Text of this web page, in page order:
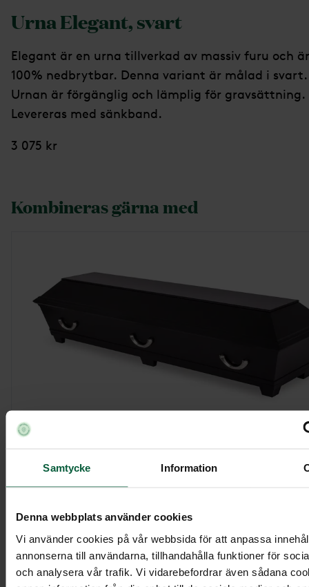
Samtycke Information
Denna webbplats använder cookies
Vi använder cookies på vår webbsida för att anpassa
annonserna till användarna, tillhandahålla funktioner för
och analysera vår trafik. Vi vidarebefordrar även sådana
Urna Elegant, svart
Elegant är en urna tillverkad av massiv furu och är
100% nedbrytbar. Denna variant är målad i svart.
Urnan är förgänglig och lämplig för gravsättning.
Levereras med sänkband.
3 075 kr
Kombineras gärna med
Kista Elegant, svart
12 095 kr
Visa mer